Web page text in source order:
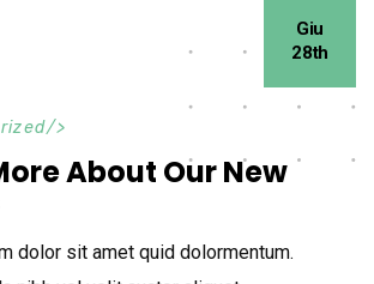
Giu
28th
/>
About Our New
dolor sit amet quid dolormentum.